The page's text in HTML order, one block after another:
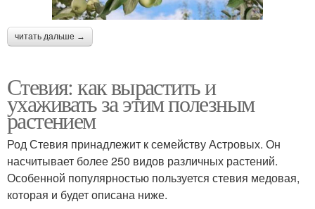
читать дальше →
Стевия: как вырастить и
ухаживать за этим полезным
растением
Род Стевия принадлежит к семейству Астровых. Он
насчитывает более 250 видов различных растений.
Особенной популярностью пользуется стевия медовая,
которая и будет описана ниже.